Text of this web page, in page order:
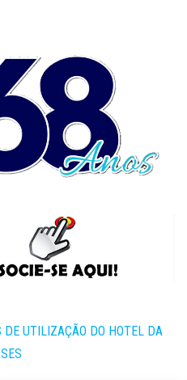
DE UTILIZAÇÃO DO HOTEL DA